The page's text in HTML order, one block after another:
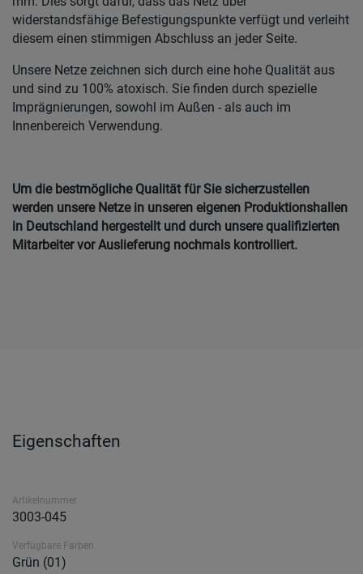
widerstandsfähige Befestigungspunkte verfügt und verleiht
diesem einen stimmigen Abschluss an jeder Seite.
Unsere Netze zeichnen sich durch eine hohe Qualität aus
und sind zu 100% atoxisch. Sie finden durch spezielle
Imprägnierungen, sowohl im Außen - als auch im
Innenbereich Verwendung.
Um die bestmögliche Qualität für Sie sicherzustellen
werden unsere Netze in unseren eigenen Produktionshallen
in Deutschland hergestellt und durch unsere qualifizierten
Mitarbeiter vor Auslieferung nochmals kontrolliert.
Eigenschaften
Artikelnummer
3003-045
Verfügbare Farben
Grün (01)